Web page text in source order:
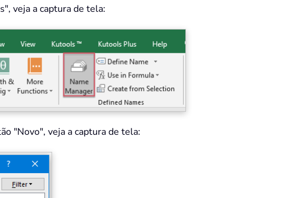
veja a captura de tela:
"Novo", veja a captura de tela: